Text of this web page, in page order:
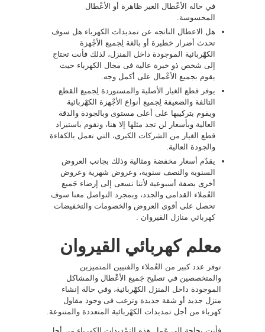
في حاله الأعْطال الغير ظاهرة أو الأعْطال
المحسوسة.
هل الاعطال الناتجه عن تمديدات الكهرباء هل سوف
تحدث أضرار خطيرة أو بالغة لِجميع الأجْهزة
الكهْربائية الموجودة داخل المنزل، لذلك فأنت تحتاج
إلى شخص ذو خبرة عالية فى مجال الكهرباء حيث
يقوم بجميع الأعْمال على أكمل وجه.
يوفر قطع الغيار الأصلية والمستوردة لِجميع القطع
التالفة والضعيفة لِجميع أنواع الأجْهزة الكهْربائية
ويقوم بتركيبها على أعلى مستوى وبالجودة والدقة
العالية وبأسعار لن تجد مثلها إلا هنا، ونقوم باستيراد
قطع الغيار من الشركات الكبرى، التي تعمل بالكفاءة
والجودة العالية.
يقدّم أسعار مخفضة ومثالية وذلك بجانب العروض
السنوية والنصف سنوية، وعروض شهرية وعروض
أخرى بصفة أسبوعية لأننا نسعى إلى إرضاء جَميع
العُملاء القدامى والجدد، وبمجرد التواصل معنا سوف
تحصل على أقوى العروض والخصومات والتخفيضات
كهربائي منازل القيروان .
معلم كهربائي القيروان
توفر عدد كبير من العُملاء والفنيين المتميزين
والمتخصصين في تصليح جَميع الأعْطال والمشاكل
الموجودة داخل المنزل الكهْربائية، وفي حالة إنشاء
منزل جديد أو شقة جديدة وترغب فى وجود مقاول
كهرباء من أجل تمديدات الكهْربائية المتعددة والمتنوعة.